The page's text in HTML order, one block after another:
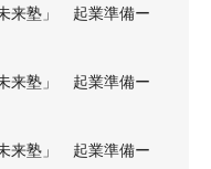
来塾」 起業準備ー
来塾」 起業準備ー
来塾」 起業準備ー